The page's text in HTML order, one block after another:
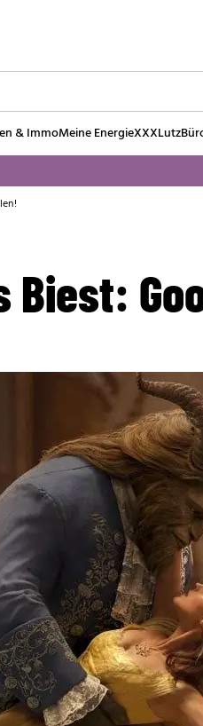
& ImmoMeine EnergieXXXLutz
Biest: